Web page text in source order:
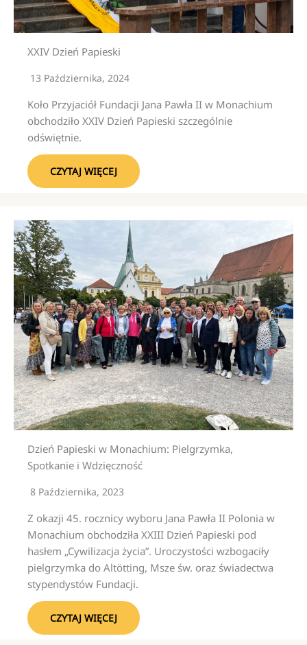
XXIV Dzień Papieski
13 Października, 2024
Koło Przyjaciół Fundacji Jana Pawła II w Monachium
obchodziło XXIV Dzień Papieski szczególnie
odświętnie.
CZYTAJ WIĘCEJ
Dzień Papieski w Monachium: Pielgrzymka,
Spotkanie i Wdzięczność
8 Października, 2023
Z okazji 45. rocznicy wyboru Jana Pawła II Polonia w
Monachium obchodziła XXIII Dzień Papieski pod
hasłem „Cywilizacja życia”. Uroczystości wzbogaciły
pielgrzymka do Altötting, Msze św. oraz świadectwa
stypendystów Fundacji.
CZYTAJ WIĘCEJ